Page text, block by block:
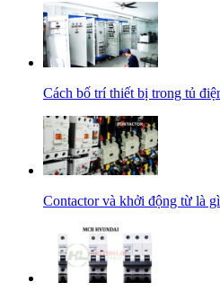
Cách bố trí thiết bị trong tủ
Contactor và khởi động từ là